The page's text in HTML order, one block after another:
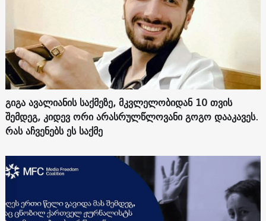
გიგა ავალიანის საქმეზე, მკვლელობიდან 10 თვის
შემდეგ, კიდევ ორი არასრულწლოვანი გოგო დააკავეს.
რას აჩვენებს ეს საქმე